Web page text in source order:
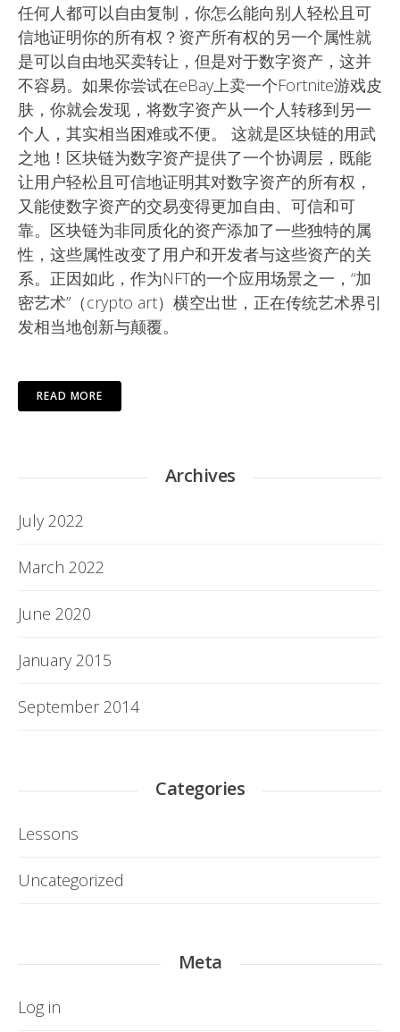
任何人都可以自由复制，你怎么能向别人轻松且可
信地证明你的所有权？资产所有权的另一个属性就
是可以自由地买卖转让，但是对于数字资产，这并
不容易。如果你尝试在eBay上卖一个Fortnite游戏皮
肤，你就会发现，将数字资产从一个人转移到另一
个人，其实相当困难或不便。 这就是区块链的用武
之地！区块链为数字资产提供了一个协调层，既能
让用户轻松且可信地证明其对数字资产的所有权，
又能使数字资产的交易变得更加自由、可信和可
靠。区块链为非同质化的资产添加了一些独特的属
性，这些属性改变了用户和开发者与这些资产的关
系。正因如此，作为NFT的一个应用场景之一，“加
密艺术”（crypto art）横空出世，正在传统艺术界引
发相当地创新与颠覆。
READ MORE
Archives
July 2022
March 2022
June 2020
January 2015
September 2014
Categories
Lessons
Uncategorized
Meta
Log in